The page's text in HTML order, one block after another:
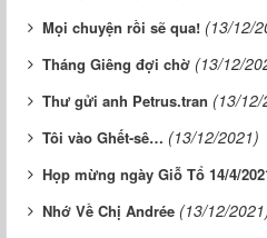
Mọi chuyện rồi sẽ qua! (13/12/
Tháng Giêng đợi chờ (13/12/
Thư gửi anh Petrus.tran (13/12/
Tôi vào Ghết-sê… (13/12/2021)
Họp mừng ngày Giỗ Tổ 14/4/
Nhớ Về Chị Andrée (13/12/